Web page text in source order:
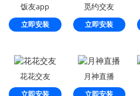
饭友app
立即安装
觅约交友
立即安装
花花交友
立即安装
月神直播
立即安装